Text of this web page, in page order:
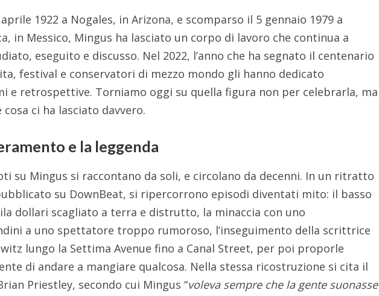
1922 a Nogales, in Arizona, e scomparso il 5 gennaio 1979 a
in Messico, Mingus ha lasciato un corpo di lavoro che continua a
eseguito e discusso. Nel 2022, l’anno che ha segnato il centenario
festival e conservatori di mezzo mondo gli hanno dedicato
e retrospettive. Torniamo oggi su quella figura non per celebrarla, ma
ci ha lasciato davvero.
e la leggenda
su Mingus si raccontano da soli, e circolano da decenni. In un ritratto
su DownBeat, si ripercorrono episodi diventati mito: il basso
dollari scagliato a terra e distrutto, la minaccia con uno
a uno spettatore troppo rumoroso, l’inseguimento della scrittrice
lungo la Settima Avenue fino a Canal Street, per poi proporle
di andare a mangiare qualcosa. Nella stessa ricostruzione si cita il
Priestley, secondo cui Mingus “voleva sempre che la gente suonasse